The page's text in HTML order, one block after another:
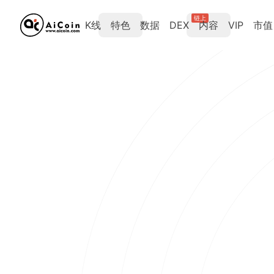
K线 特色 数据 DEX
链上
内容 VIP 市值